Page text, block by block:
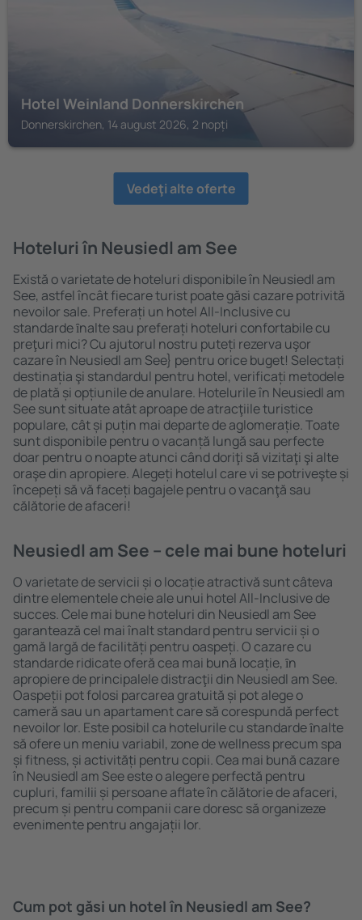
Hotel Weinland Donnerskirchen
Donnerskirchen, 14 august 2026, 2 nopți
Vedeţi alte oferte
Hoteluri în Neusiedl am See
Există o varietate de hoteluri disponibile în Neusiedl am
See, astfel încât fiecare turist poate găsi cazare potrivită
nevoilor sale. Preferați un hotel All-Inclusive cu
standarde ȋnalte sau preferați hoteluri confortabile cu
preţuri mici? Cu ajutorul nostru puteți rezerva uşor
cazare în Neusiedl am See} pentru orice buget! Selectați
destinația şi standardul pentru hotel, verificați metodele
de plată și opțiunile de anulare. Hotelurile în Neusiedl am
See sunt situate atât aproape de atracţiile turistice
populare, cât și puțin mai departe de aglomerație. Toate
sunt disponibile pentru o vacanță lungă sau perfecte
doar pentru o noapte atunci când doriţi să vizitaţi şi alte
oraşe din apropiere. Alegeți hotelul care vi se potriveşte și
începeți să vă faceți bagajele pentru o vacanţă sau
călătorie de afaceri!
Neusiedl am See – cele mai bune hoteluri
O varietate de servicii și o locație atractivă sunt câteva
dintre elementele cheie ale unui hotel All-Inclusive de
succes. Cele mai bune hoteluri din Neusiedl am See
garantează cel mai înalt standard pentru servicii și o
gamă largă de facilități pentru oaspeți. O cazare cu
standarde ridicate oferă cea mai bună locație, ȋn
apropiere de principalele distracţii din Neusiedl am See.
Oaspeții pot folosi parcarea gratuită și pot alege o
cameră sau un apartament care să corespundă perfect
nevoilor lor. Este posibil ca hotelurile cu standarde ȋnalte
să ofere un meniu variabil, zone de wellness precum spa
și fitness, și activități pentru copii. Cea mai bună cazare
în Neusiedl am See este o alegere perfectă pentru
cupluri, familii și persoane aflate în călătorie de afaceri,
precum și pentru companii care doresc să organizeze
evenimente pentru angajații lor.
Cum pot găsi un hotel în Neusiedl am See?